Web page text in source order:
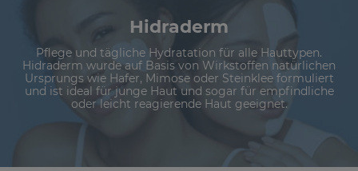
Hidraderm
Pflege und tägliche Hydratation für alle Hauttypen.
Hidraderm wurde auf Basis von Wirkstoffen natürlichen
Ursprungs wie Hafer, Mimose oder Steinklee formuliert
und ist ideal für junge Haut und sogar für empfindliche
oder leicht reagierende Haut geeignet.